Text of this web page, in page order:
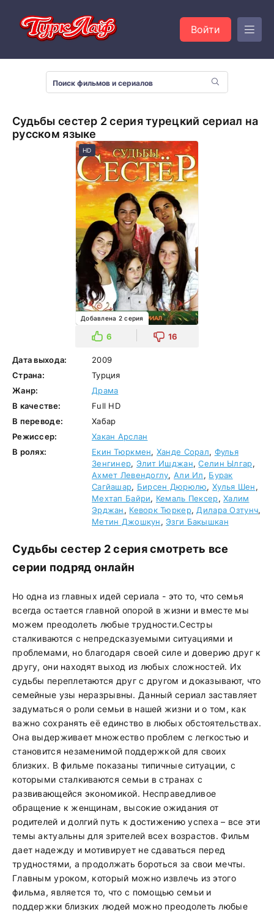
Войти
Судьбы сестер 2 серия турецкий сериал на
русском языке
HD
Добавлена 2 серия
6 16
Дата выхода:
2009
Страна:
Турция
Жанр:
Драма
В качестве:
Full HD
В переводе:
Хабар
Режиссер:
Хакан Арслан
В ролях:
Екин Тюркмен, Ханде Сорал, Фулья
Зенгинер, Элит Ишджан,Селин Ылгар,
Ахмет Левендоглу,Али Ил, Бурак
Сагйашар, Бирсен Дюрюлю,Хулья Шен,
Мехтап Байри, Кемаль Пексер,Халим
Эрджан, Кеворк Тюркер, Дилара Озтунч,
Метин Джошкун,Эзги Бакышкан
Судьбы сестер 2 серия смотреть все
серии подряд онлайн
Но одна из главных идей сериала - это то, что семья
всегда остается главной опорой в жизни и вместе мы
можем преодолеть любые трудности.Сестры
сталкиваются с непредсказуемыми ситуациями и
проблемами, но благодаря своей силе и доверию друг к
другу, они находят выход из любых сложностей. Их
судьбы переплетаются друг с другом и доказывают, что
семейные узы неразрывны. Данный сериал заставляет
задуматься о роли семьи в нашей жизни и о том, как
важно сохранять её единство в любых обстоятельствах.
Она выдерживает множество проблем с легкостью и
становится незаменимой поддержкой для своих
близких. В фильме показаны типичные ситуации, с
которыми сталкиваются семьи в странах с
развивающейся экономикой. Несправедливое
обращение к женщинам, высокие ожидания от
родителей и долгий путь к достижению успеха – все эти
темы актуальны для зрителей всех возрастов. Фильм
дает надежду и мотивирует не сдаваться перед
трудностями, а продолжать бороться за свои мечты.
Главным уроком, который можно извлечь из этого
фильма, является то, что с помощью семьи и
поддержки близких людей можно преодолеть любые